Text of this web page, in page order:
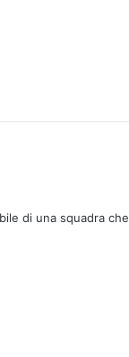
di una squadra che